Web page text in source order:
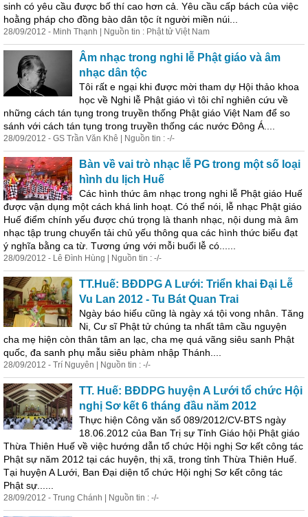
sinh có yêu cầu được bố thí cao hơn cả. Yêu cầu cấp bách của việc
hoằng pháp cho đồng bào dân tộc ít người miền núi...
28/09/2012 - Minh Thạnh | Nguồn tin : Phật tử Việt Nam
Âm nhạc trong nghi lễ Phật giáo và âm
nhạc dân tộc
Tôi rất e ngại khi được mời tham dự Hội thảo khoa
học về Nghi lễ Phật giáo vì tôi chỉ nghiên cứu về
những cách tán tụng trong truyền thống Phật giáo Việt Nam để so
sánh với cách tán tụng trong truyền thống các nước Đông Á....
28/09/2012 - GS Trần Văn Khê | Nguồn tin : -/-
Bàn về vai trò nhạc lễ PG trong một số loại
hình du lịch Huế
Các hình thức âm nhạc trong nghi lễ Phật giáo Huế
được vận dụng một cách khá linh hoạt. Có thể nói, lễ nhạc Phật giáo
Huế điểm chính yếu được chú trọng là thanh nhạc, nội dung mà âm
nhạc tập trung chuyển tải chủ yếu thông qua các hình thức biểu đạt
ý nghĩa bằng ca từ. Tương ứng với mỗi buổi lễ có......
28/09/2012 - Lê Đình Hùng | Nguồn tin : -/-
TT.Huế: BĐDPG A Lưới: Triển khai Đại Lễ
Vu Lan 2012 - Tu Bát Quan Trai
Ngày báo hiếu cũng là ngày xá tội vong nhân. Tăng
Ni, Cư sĩ Phật tử chúng ta nhất tâm cầu nguyện
cha mẹ hiện còn thân tâm an lạc, cha mẹ quá vãng siêu sanh Phật
quốc, đa sanh phụ mẫu siêu phàm nhập Thánh....
28/09/2012 - Trí Nguyên | Nguồn tin : -/-
TT. Huế: BĐDPG huyện A Lưới tổ chức Hội
nghị Sơ kết 6 tháng đầu năm 2012
Thực hiện Công văn số 089/2012/CV-BTS ngày
18.06.2012 của Ban Trị sự Tỉnh Giáo hội Phật giáo
Thừa Thiên Huế về việc hướng dẫn tổ chức Hội nghị Sơ kết công tác
Phật sự năm 2012 tại các huyện, thị xã, trong tỉnh Thừa Thiên Huế.
Tại huyện A Lưới, Ban Đại diện tổ chức Hội nghị Sơ kết công tác
Phật sự......
28/09/2012 - Trung Chánh | Nguồn tin : -/-